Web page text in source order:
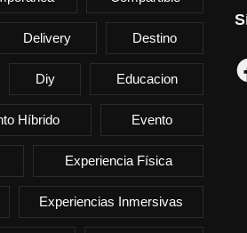
Delivery Destino
Diy Educacion
Híbrido Evento
Experiencia Física
Experiencias Inmersivas